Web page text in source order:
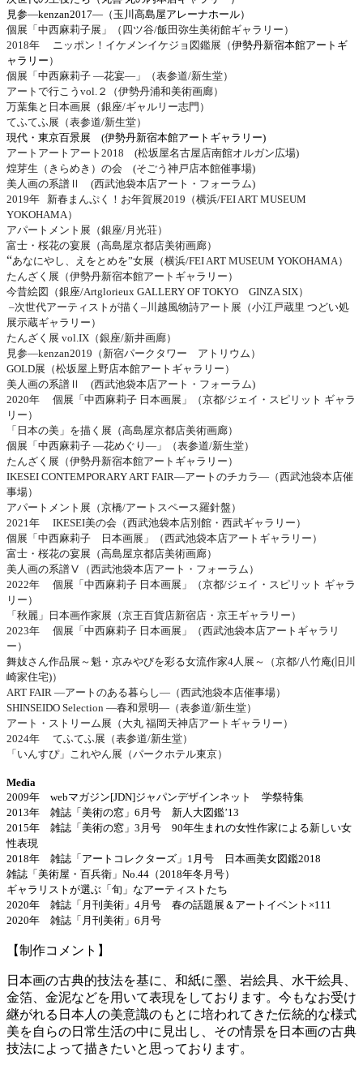
見参―kenzan2017― （玉川高島屋アレーナホール）
個展「中西麻莉子展」（四ツ谷/飯田弥生美術館ギャラリー）
2018年 ニッポン！イケメンイケジョ図鑑展（伊勢丹新宿本館アートギ
ャラリー ）
個展「中西麻莉子 ―花宴―」（表参道/新生堂）
アートで行こう vol. ２（伊勢丹浦和美術画廊）
万葉集と日本画展（銀座/ギャルリー志門）
てふてふ展（表参道/新生堂）
現代・東京百景展 (伊勢丹新宿本館アートギャラリー)
アートアートアート 2018 (松坂屋名古屋店南館オルガン広場)
煌芽生（きらめき）の会 (そごう神戸店本館催事場)
美人画の系譜Ⅱ (西武池袋本店アート・フォーラム)
2019年 新春まんぷく！お年賀展2019 （横浜/FEI ART MUSEUM
YOKOHAMA ）
アパートメント展（銀座/ 月光荘）
富士・桜花の宴展（高島屋京都店美術画廊）
“あなにやし、えをとめを”女展（横浜/FEI ART MUSEUM YOKOHAMA ）
たんざく展（伊勢丹新宿本館アートギャラリー）
今昔絵図（銀座/Artglorieux GALLERY OF TOKYO GINZA SIX）
–次世代アーティストが描く –川越風物詩アート展（小江戸蔵里 つどい処
展示蔵ギャラリー）
たんざく展 vol.IX （銀座/新井画廊）
見参―kenzan2019 （新宿パークタワー アトリウム）
GOLD展（松坂屋上野店本館アートギャラリー）
美人画の系譜Ⅱ (西武池袋本店アート・フォーラム)
2020年 個展「中西麻莉子 日本画展」（京都/ジェイ・スピリット ギャラ
リー）
「日本の美」を描く展（高島屋京都店美術画廊）
個展「中西麻莉子 ―花めぐり―」（表参道/新生堂）
たんざく展（伊勢丹新宿本館アートギャラリー）
IKESEI CONTEMPORARY ART FAIR―アートのチカラ―（西武池袋本店催
事場）
アパートメント展（京橋/アートスペース羅針盤）
2021 年 IKESEI美の会（西武池袋本店別館・西武ギャラリー）
個展「中西麻莉子 日本画展」（西武池袋本店アートギャラリー）
富士・桜花の宴展（高島屋京都店美術画廊）
美人画の系譜Ⅴ（西武池袋本店アート・フォーラム）
2022年 個展「中西麻莉子 日本画展」（京都/ジェイ・スピリット ギャラ
リー）
「秋麗」日本画作家展（京王百貨店新宿店・京王ギャラリー）
2023年 個展「中西麻莉子 日本画展」（西武池袋本店アートギャラリ
ー）
舞妓さん作品展～魁・京みやびを彩る女流作家4 人展～（京都/八竹庵(旧川
崎家住宅)）
ART FAIR ―アートのある暮らし―（西武池袋本店催事場）
SHINSEIDO Selection ―春和景明―（表参道/新生堂）
アート・ストリーム展（大丸 福岡天神店アートギャラリー）
2024年 てふてふ展（表参道/新生堂）
「いんすぴ」これやん展（パークホテル東京）
Media
2009年 webマガジン[JDN]ジャパンデザインネット 学祭特集
2013年 雑誌「美術の窓」 6 月号 新人大図鑑’13
2015年 雑誌「美術の窓」 3 月号 90年生まれの女性作家による新しい女
性表現
2018年 雑誌「アートコレクターズ」 1 月号 日本画美女図鑑2018
雑誌「美術屋・百兵衛」 No.44 （2018年冬月号）
ギャラリストが選ぶ「旬」なアーティストたち
2020年 雑誌「月刊美術」 4 月号 春の話題展＆アートイベント ×111
2020年 雑誌「月刊美術」 6 月号
【制作コメント】
日本画の古典的技法を基に、和紙に墨、岩絵具、水干絵具、
金箔、金泥などを用いて表現をしております。 今もなお受け
継がれる日本人の美意識のもとに培われてきた伝統的な様式
美を自らの日常生活の中に見出し、その情景を日本画の古典
技法によって描きたいと思っております。